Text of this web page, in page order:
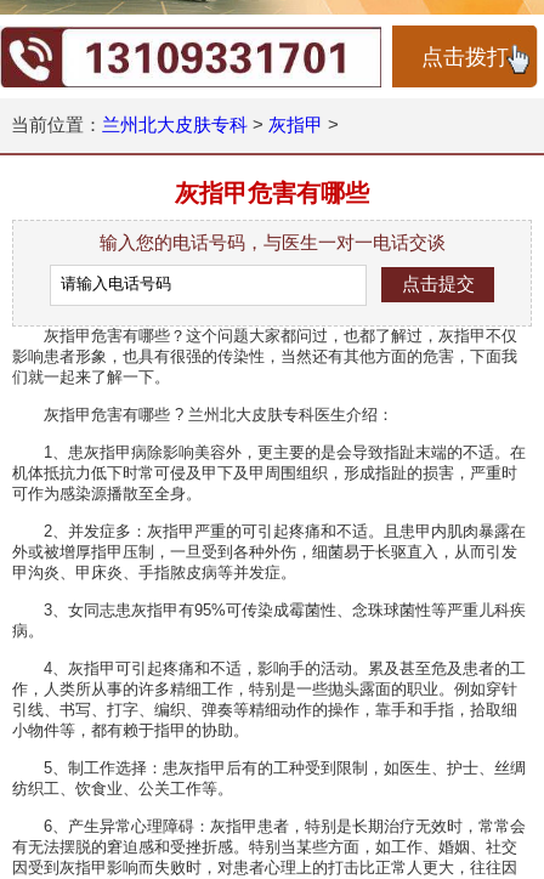
点击拨打
当前位置： 兰州北大皮肤专科> 灰指甲 >
灰指甲危害有哪些
输入您的电话号码，与医生一对一电话交谈
灰指甲危害有哪些？这个问题大家都问过，也都了解过，灰指甲不仅
影响患者形象，也具有很强的传染性，当然还有其他方面的危害，下面我
们就一起来了解一下。
灰指甲危害有哪些 ? 兰州北大皮肤专科医生介绍：
1、患灰指甲病除影响美容外，更主要的是会导致指趾末端的不适。在
机体抵抗力低下时常可侵及甲下及甲周围组织，形成指趾的损害，严重时
可作为感染源播散至全身。
2、并发症多：灰指甲严重的可引起疼痛和不适。且患甲内肌肉暴露在
外或被增厚指甲压制，一旦受到各种外伤，细菌易于长驱直入，从而引发
甲沟炎、甲床炎、手指脓皮病等并发症。
3、女同志患灰指甲有95%可传染成霉菌性、念珠球菌性等严重儿科疾
病。
4、灰指甲可引起疼痛和不适，影响手的活动。累及甚至危及患者的工
作，人类所从事的许多精细工作，特别是一些抛头露面的职业。例如穿针
引线、书写、打字、编织、弹奏等精细动作的操作，靠手和手指，拾取细
小物件等，都有赖于指甲的协助。
5、制工作选择：患灰指甲后有的工种受到限制，如医生、护士、丝绸
纺织工、饮食业、公关工作等。
6、产生异常心理障碍：灰指甲患者，特别是长期治疗无效时，常常会
有无法摆脱的窘迫感和受挫折感。特别当某些方面，如工作、婚姻、社交
因受到灰指甲影响而失败时，对患者心理上的打击比正常人更大，往往因